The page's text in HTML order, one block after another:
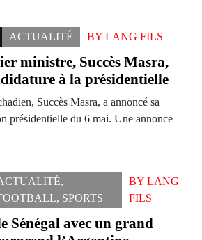
ACTUALITÉ BY LANG FILS
ministre, Succès Masra,
à la présidentielle
Succès Masra, a annoncé sa
présidentielle du 6 mai. Une annonce
,
, SPORTS
BY LANG
FILS
Sénégal avec un grand